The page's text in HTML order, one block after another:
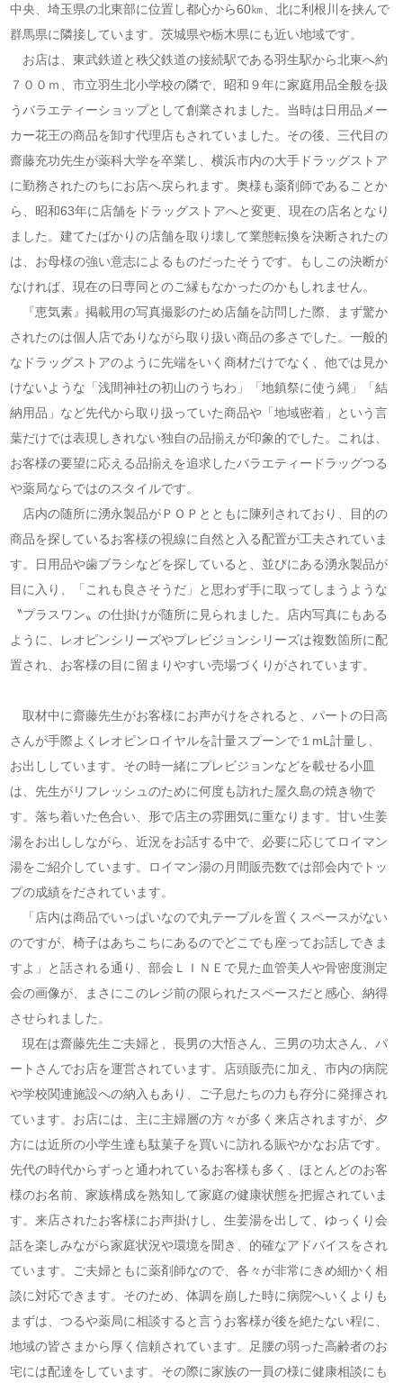
中央、埼玉県の北東部に位置し都心から60㎞、北に利根川を挟んで
群馬県に隣接しています。茨城県や栃木県にも近い地域です。
お店は、東武鉄道と秩父鉄道の接続駅である羽生駅から北東へ約
７００ｍ、市立羽生北小学校の隣で、昭和９年に家庭用品全般を扱
うバラエティーショップとして創業されました。当時は日用品メー
カー花王の商品を卸す代理店もされていました。その後、三代目の
齋藤充功先生が薬科大学を卒業し、横浜市内の大手ドラッグストア
に勤務されたのちにお店へ戻られます。奥様も薬剤師であることか
ら、昭和63年に店舗をドラッグストアへと変更、現在の店名となり
ました。建てたばかりの店舗を取り壊して業態転換を決断されたの
は、お母様の強い意志によるものだったそうです。もしこの決断が
なければ、現在の日専同とのご縁もなかったのかもしれません。
『恵気素』掲載用の写真撮影のため店舗を訪問した際、まず驚か
されたのは個人店でありながら取り扱い商品の多さでした。一般的
なドラッグストアのように先端をいく商材だけでなく、他では見か
けないような「浅間神社の初山のうちわ」「地鎮祭に使う縄」「結
納用品」など先代から取り扱っていた商品や「地域密着」という言
葉だけでは表現しきれない独自の品揃えが印象的でした。これは、
お客様の要望に応える品揃えを追求したバラエティードラッグつる
や薬局ならではのスタイルです。
店内の随所に湧永製品がＰＯＰとともに陳列されており、目的の
商品を探しているお客様の視線に自然と入る配置が工夫されていま
す。日用品や歯ブラシなどを探していると、並びにある湧永製品が
目に入り、「これも良さそうだ」と思わず手に取ってしまうような
〝プラスワン〟の仕掛けが随所に見られました。店内写真にもある
ように、レオピンシリーズやプレビジョンシリーズは複数箇所に配
置され、お客様の目に留まりやすい売場づくりがされています。
取材中に齋藤先生がお客様にお声がけをされると、パートの日高
さんが手際よくレオピンロイヤルを計量スプーンで１mL計量し、
お出ししています。その時一緒にプレビジョンなどを載せる小皿
は、先生がリフレッシュのために何度も訪れた屋久島の焼き物で
す。落ち着いた色合い、形で店主の雰囲気に重なります。甘い生姜
湯をお出ししながら、近況をお話する中で、必要に応じてロイマン
湯をご紹介しています。ロイマン湯の月間販売数では部会内でトッ
プの成績をだされています。
「店内は商品でいっぱいなので丸テーブルを置くスペースがない
のですが、椅子はあちこちにあるのでどこでも座ってお話しできま
すよ」と話される通り、部会ＬＩＮＥで見た血管美人や骨密度測定
会の画像が、まさにこのレジ前の限られたスペースだと感心、納得
させられました。
現在は齋藤先生ご夫婦と、長男の大悟さん、三男の功太さん、パ
ートさんでお店を運営されています。店頭販売に加え、市内の病院
や学校関連施設への納入もあり、ご子息たちの力も存分に発揮され
ています。お店には、主に主婦層の方々が多く来店されますが、夕
方には近所の小学生達も駄菓子を買いに訪れる賑やかなお店です。
先代の時代からずっと通われているお客様も多く、ほとんどのお客
様のお名前、家族構成を熟知して家庭の健康状態を把握されていま
す。来店されたお客様にお声掛けし、生姜湯を出して、ゆっくり会
話を楽しみながら家庭状況や環境を聞き、的確なアドバイスをされ
ています。ご夫婦ともに薬剤師なので、各々が非常にきめ細かく相
談に対応できます。そのため、体調を崩した時に病院へいくよりも
まずは、つるや薬局に相談すると言うお客様が後を絶たない程に、
地域の皆さまから厚く信頼されています。足腰の弱った高齢者のお
宅には配達をしています。その際に家族の一員の様に健康相談にも